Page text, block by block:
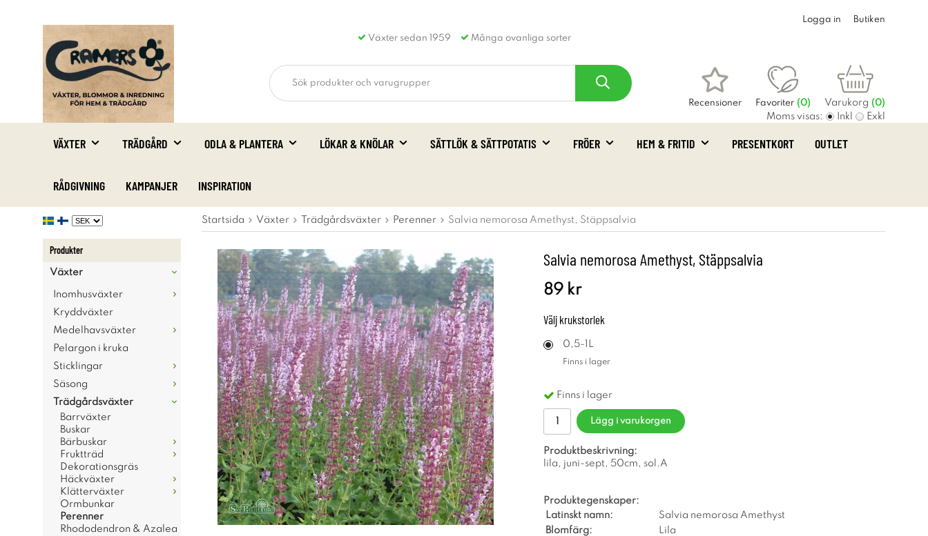
Växter sedan 1959 Många ovanliga sorter
Logga in Butiken
Recensioner Favoriter (0) Varukorg (0)
Moms visas: Inkl Exkl
VÄXTER TRÄDGÅRD ODLA & PLANTERA LÖKAR & KNÖLAR SÄTTLÖK & SÄTTPOTATIS FRÖER HEM & FRITID PRESENTKORT OUTLET
RÅDGIVNING KAMPANJER INSPIRATION
Produkter
Växter
Inomhusväxter
Kryddväxter
Medelhavsväxter
Pelargon i kruka
Sticklingar
Säsong
Trädgårdsväxter
Barrväxter
Buskar
Bärbuskar
Fruktträd
Dekorationsgräs
Häckväxter
Klätterväxter
Ormbunkar
Perenner
Rhododendron & Azalea
Startsida Växter Trädgårdsväxter Perenner Salvia nemorosa Amethyst, Stäppsalvia
Salvia nemorosa Amethyst, Stäppsalvia
89 kr
Välj krukstorlek
0,5-1L
Finns i lager
Finns i lager
Lägg i varukorgen
Produktbeskrivning:
lila, juni-sept, 50cm, sol.A
Produktegenskaper:
Latinskt namn:
Salvia nemorosa Amethyst
Blomfärg:
Lila